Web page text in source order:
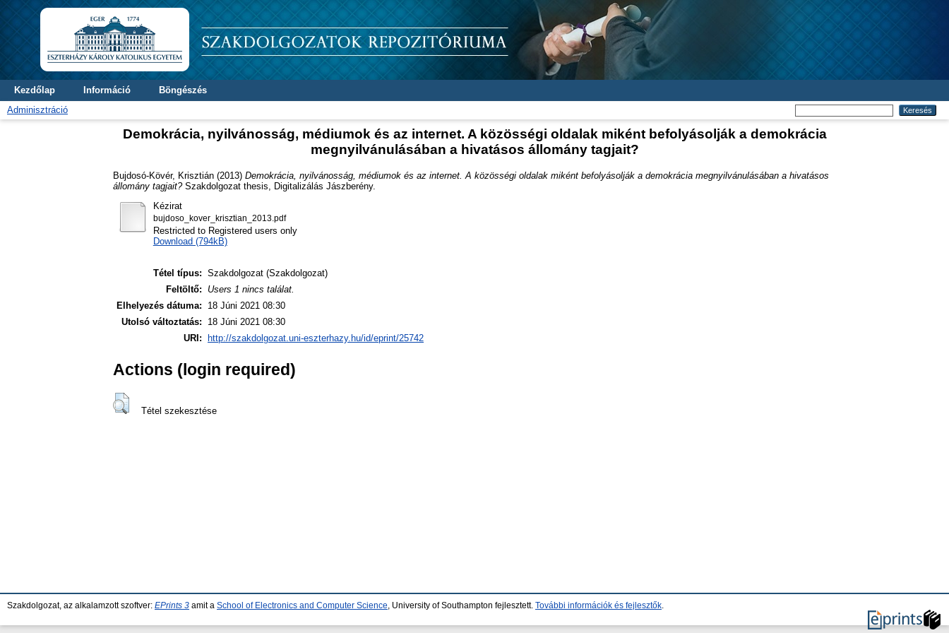
Kezdőlap Információ
Böngészés
Adminisztráció
Demokrácia, nyilvánosság, médiumok és az internet. A közösségi oldalak miként befolyásolják a demokrácia
megnyilvánulásában a hivatásos állomány tagjait?
Bujdosó-Kövér, Krisztián (2013) Demokrácia, nyilvánosság, médiumok és az internet. A közösségi oldalak miként befolyásolják a demokrácia megnyilvánulásában a hivatásos
állomány tagjait?Szakdolgozat thesis, Digitalizálás Jászberény.
Kézirat
bujdoso_kover_krisztian_2013.pdf
Restricted to Registered users only
Download (794kB)
Tétel típus: Szakdolgozat (Szakdolgozat)
Feltöltő:
Users 1 nincs találat.
Elhelyezés dátuma:
18 Júni 2021 08:30
Utolsó változtatás:
18 Júni 2021 08:30
URI:
http://szakdolgozat.uni-eszterhazy.hu/id/eprint/25742
Actions (login required)
Tétel szekesztése
Szakdolgozat, az alkalamzott szoftver: EPrints 3 amit a School of Electronics and Computer Science , University of Southampton fejlesztett. További információk és fejlesztők